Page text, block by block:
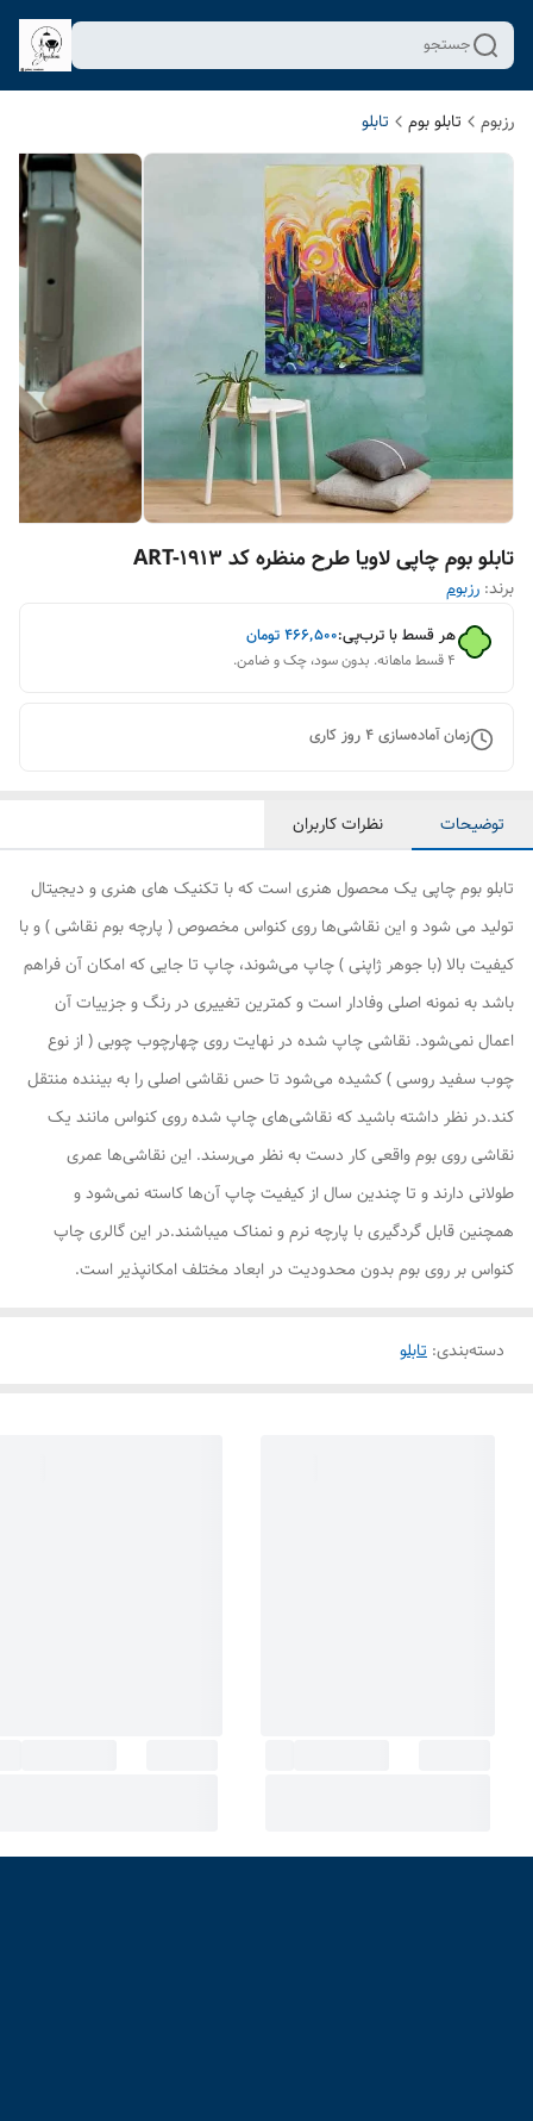
جستجو
رزبوم تابلو بوم تابلو
تابلو بوم چاپی لاویا طرح منظره کد ART-1913
برند: رزبوم
هر قسط با ترب‌پی:۴۶۶٬۵۰۰تومان
۴ قسط ماهانه. بدون سود، چک و ضامن.
زمان آماده‌سازی4روز کاری
توضیحات نظرات کاربران
تابلو بوم چاپی یک محصول هنری است که با تکنیک های هنری و دیجیتال
تولید می شود و این نقاشی‌ها روی کنواس مخصوص ( پارچه بوم نقاشی ) و با
کیفیت بالا (با جوهر ژاپنی ) چاپ می‌شوند، چاپ تا جایی که امکان آن فراهم
باشد به نمونه اصلی وفادار است و کمترین تغییری در رنگ و جزییات آن
اعمال نمی‌شود. نقاشی چاپ شده در نهایت روی چهارچوب چوبی ( از نوع
چوب سفید روسی ) کشیده می‌شود تا حس نقاشی اصلی را به بیننده منتقل
کند.در نظر داشته باشید که نقاشی‌های چاپ شده روی کنواس مانند یک
نقاشی روی بوم واقعی کار دست به نظر می‌رسند. این نقاشی‌ها عمری
طولانی دارند و تا چندین سال از کیفیت چاپ آن‌ها کاسته نمی‌شود و
همچنین قابل گردگیری با پارچه نرم و نمناک میباشند.در این گالری چاپ
کنواس بر روی بوم بدون محدودیت در ابعاد مختلف امکانپذیر است.
دسته‌بندی: تابلو